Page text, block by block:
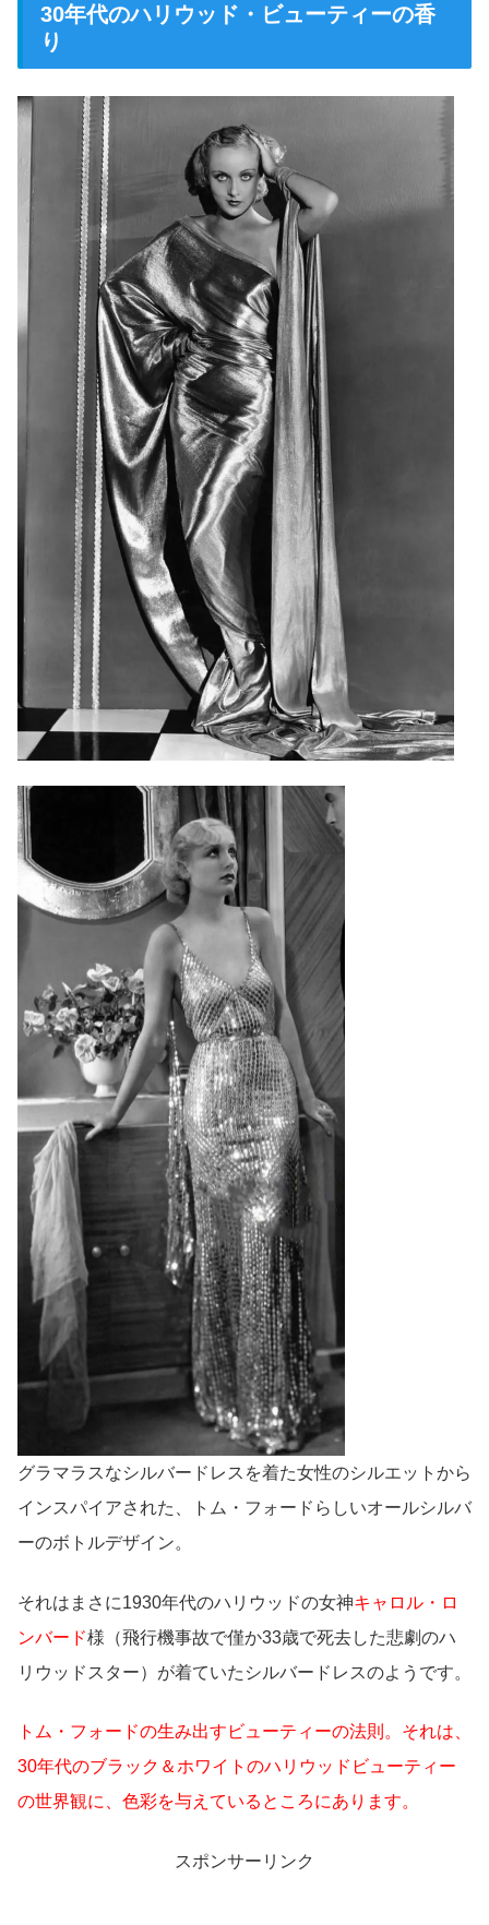
30年代のハリウッド・ビューティーの香
り
グラマラスなシルバードレスを着た女性のシルエットから
インスパイアされた、トム・フォードらしいオールシルバ
ーのボトルデザイン。
それはまさに1930年代のハリウッドの女神キャロル・ロ
ンバード様（飛行機事故で僅か33歳で死去した悲劇のハ
リウッドスター）が着ていたシルバードレスのようです。
トム・フォードの生み出すビューティーの法則。それは、
30年代のブラック＆ホワイトのハリウッドビューティー
の世界観に、色彩を与えているところにあります。
スポンサーリンク